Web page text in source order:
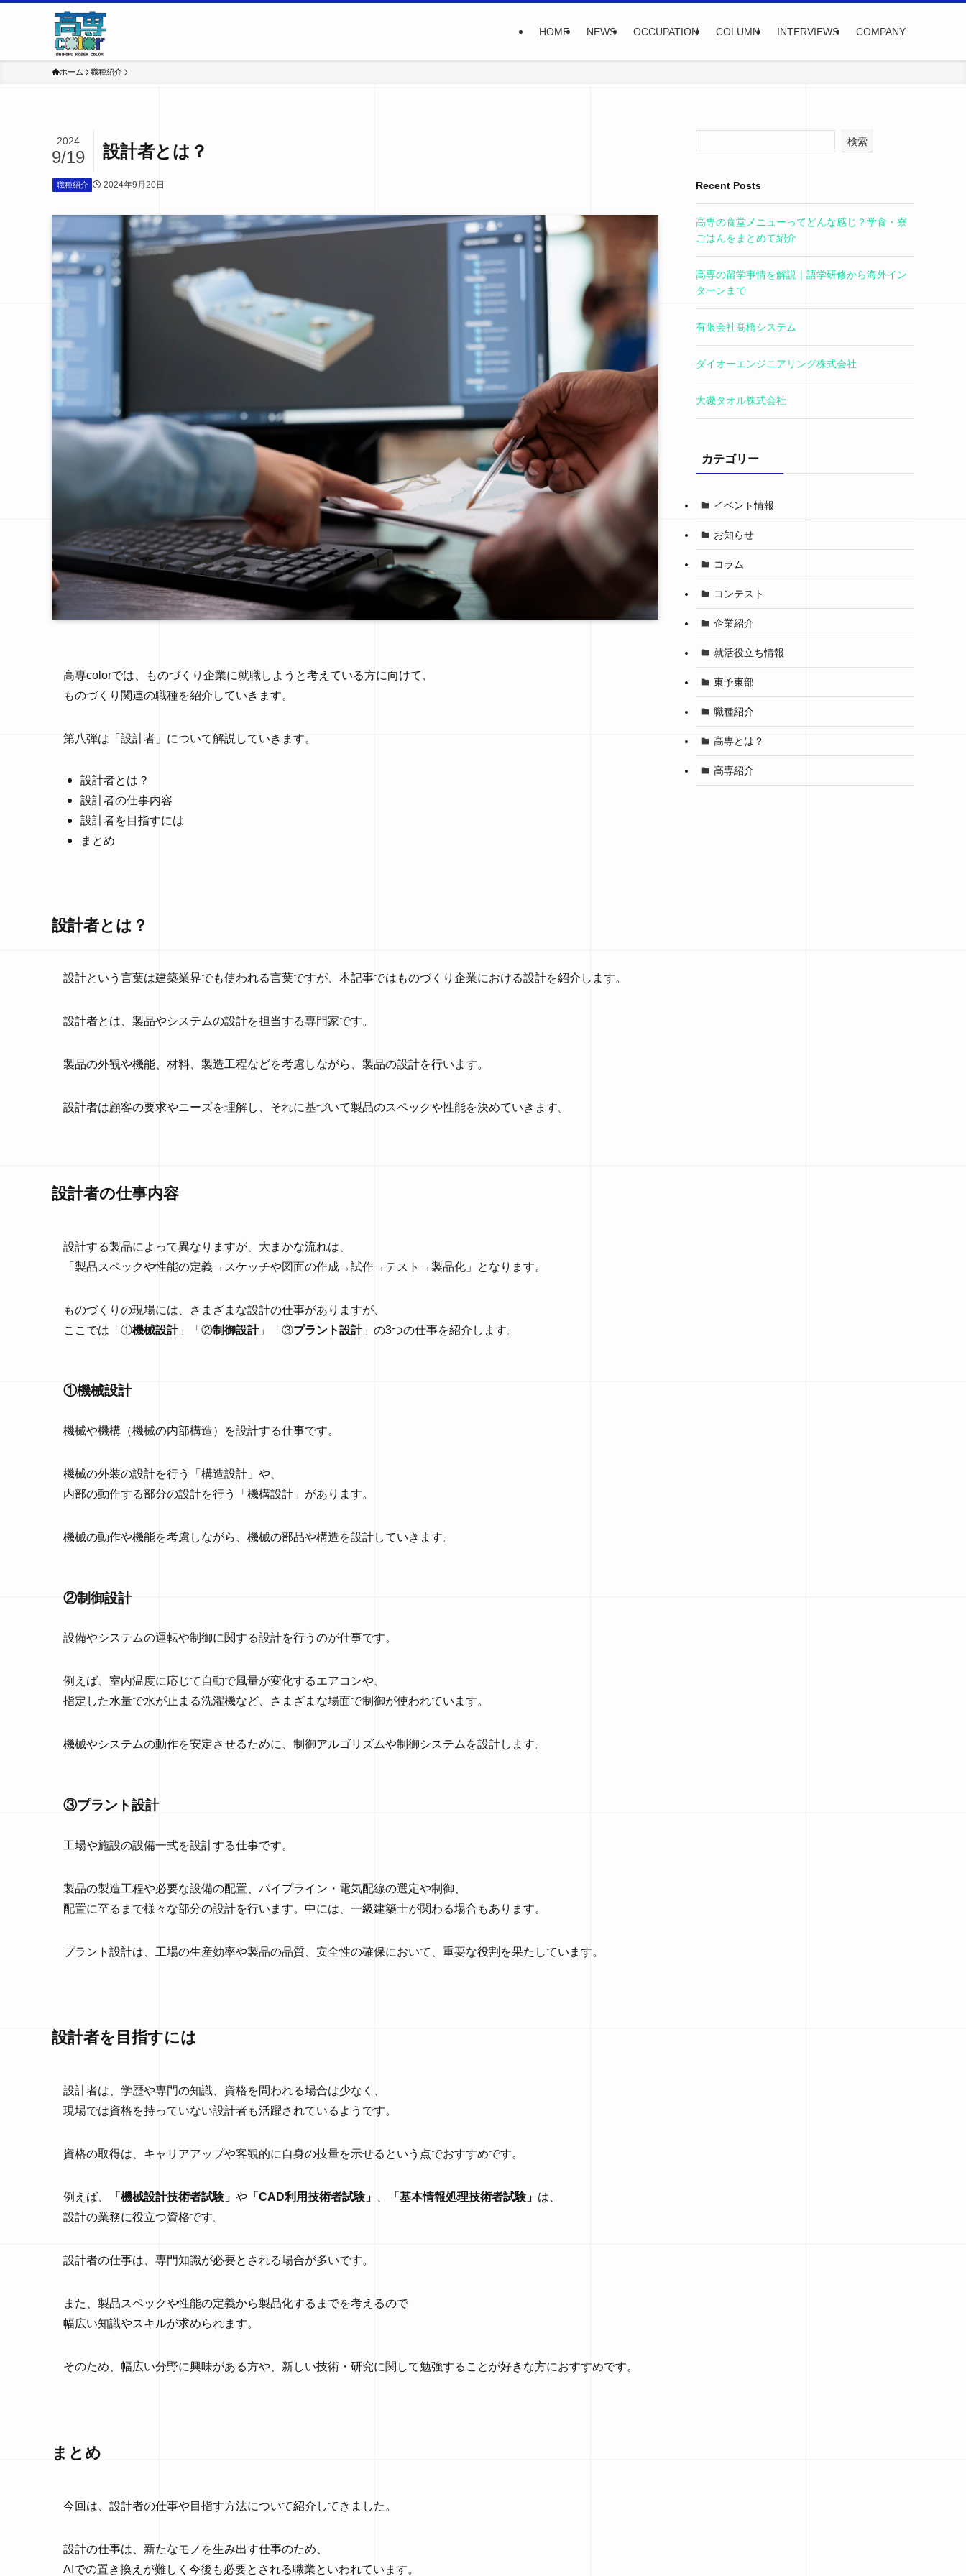
HOME NEWS OCCUPATION COLUMN INTERVIEWS COMPANY
ホーム 職種紹介
設計者とは？
2024
9/19
職種紹介 2024年9月20日
高専colorでは、ものづくり企業に就職しようと考えている方に向けて、
ものづくり関連の職種を紹介していきます。
第八弾は「設計者」について解説していきます。
設計者とは？
設計者の仕事内容
設計者を目指すには
まとめ
設計者とは？
設計という言葉は建築業界でも使われる言葉ですが、本記事ではものづくり企業における設計を紹介します。
設計者とは、製品やシステムの設計を担当する専門家です。
製品の外観や機能、材料、製造工程などを考慮しながら、製品の設計を行います。
設計者は顧客の要求やニーズを理解し、それに基づいて製品のスペックや性能を決めていきます。
設計者の仕事内容
設計する製品によって異なりますが、大まかな流れは、
「製品スペックや性能の定義→スケッチや図面の作成→試作→テスト→製品化」となります。
ものづくりの現場には、さまざまな設計の仕事がありますが、
ここでは「①機械設計」「②制御設計」「③プラント設計」の3つの仕事を紹介します。
①機械設計
機械や機構（機械の内部構造）を設計する仕事です。
機械の外装の設計を行う「構造設計」や、
内部の動作する部分の設計を行う「機構設計」があります。
機械の動作や機能を考慮しながら、機械の部品や構造を設計していきます。
②制御設計
設備やシステムの運転や制御に関する設計を行うのが仕事です。
例えば、室内温度に応じて自動で風量が変化するエアコンや、
指定した水量で水が止まる洗濯機など、さまざまな場面で制御が使われています。
機械やシステムの動作を安定させるために、制御アルゴリズムや制御システムを設計します。
③プラント設計
工場や施設の設備一式を設計する仕事です。
製品の製造工程や必要な設備の配置、パイプライン・電気配線の選定や制御、
配置に至るまで様々な部分の設計を行います。中には、一級建築士が関わる場合もあります。
プラント設計は、工場の生産効率や製品の品質、安全性の確保において、重要な役割を果たしています。
設計者を目指すには
設計者は、学歴や専門の知識、資格を問われる場合は少なく、
現場では資格を持っていない設計者も活躍されているようです。
資格の取得は、キャリアアップや客観的に自身の技量を示せるという点でおすすめです。
例えば、 「機械設計技術者試験」 や 「CAD利用技術者試験」 「基本情報処理技術者試験」 は、
設計の業務に役立つ資格です。
設計者の仕事は、専門知識が必要とされる場合が多いです。
また、製品スペックや性能の定義から製品化するまでを考えるので
幅広い知識やスキルが求められます。
そのため、幅広い分野に興味がある方や、新しい技術・研究に関して勉強することが好きな方におすすめです。
まとめ
今回は、設計者の仕事や目指す方法について紹介してきました。
設計の仕事は、新たなモノを生み出す仕事のため、
AIでの置き換えが難しく今後も必要とされる職業といわれています。
検索
Recent Posts
高専の食堂メニューってどんな感じ？学食・寮
ごはんをまとめて紹介
高専の留学事情を解説｜語学研修から海外イン
ターンまで
有限会社髙橋システム
ダイオーエンジニアリング株式会社
大磯タオル株式会社
カテゴリー
イベント情報
お知らせ
コラム
コンテスト
企業紹介
就活役立ち情報
東予東部
職種紹介
高専とは？
高専紹介